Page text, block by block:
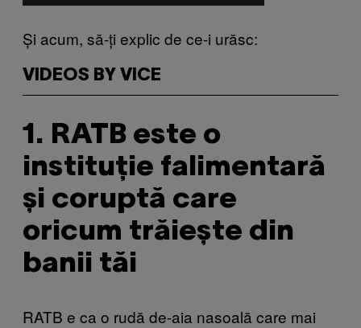
Și acum, să-ți explic de ce-i urăsc:
VIDEOS BY VICE
1. RATB este o
instituție falimentară
și coruptă care
oricum trăiește din
banii tăi
RATB e ca o rudă de-aia nasoală care mai